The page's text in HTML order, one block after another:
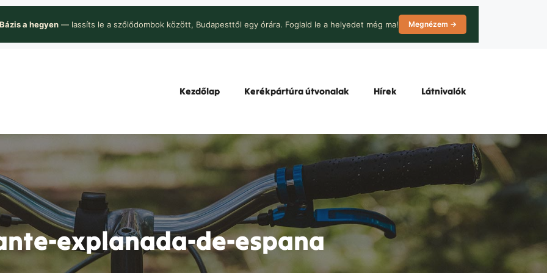
Bázis a hegyen — lassíts le a szőlődombok között, Budapesttől egy órára. Foglald le a helyedet még ma! Megnézem →
Kezdőlap Kerékpártúra útvonalak Hírek Látnivalók
explanada-de-espana